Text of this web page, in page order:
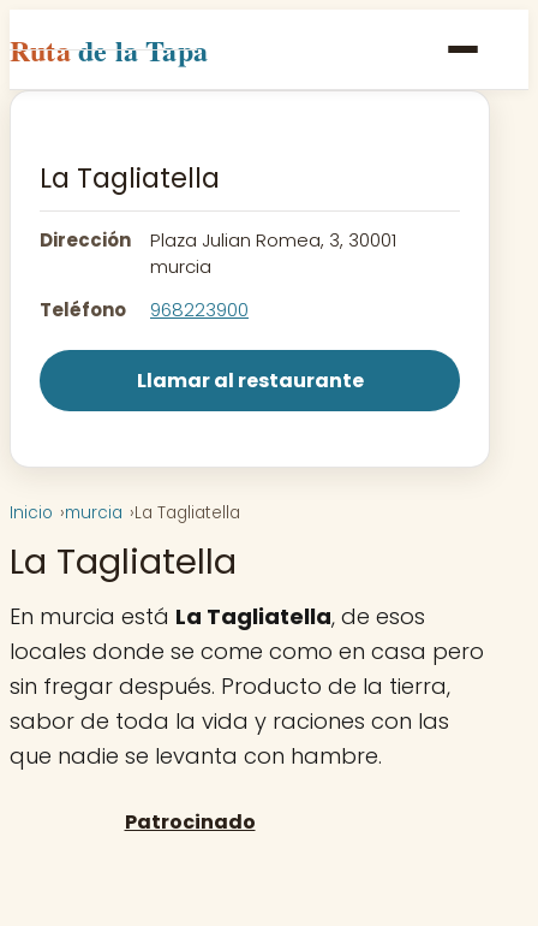
Rutade la Tapa
Inicio
Rutas
Contacto
La Tagliatella
Dirección
Plaza Julian Romea, 3, 30001
murcia
Teléfono
968223900
Llamar al restaurante
Inicio murcia La Tagliatella
La Tagliatella
En murcia está La Tagliatella, de esos
locales donde se come como en casa pero
sin fregar después. Producto de la tierra,
sabor de toda la vida y raciones con las
que nadie se levanta con hambre.